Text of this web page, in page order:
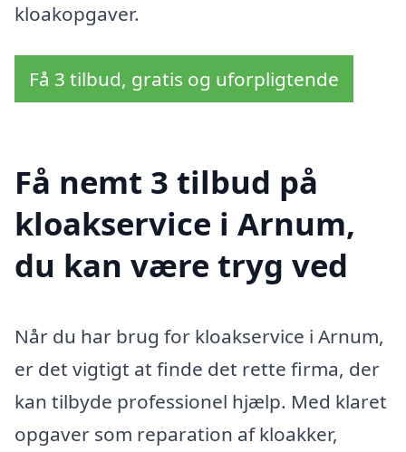
kloakopgaver.
Få 3 tilbud, gratis og uforpligtende
Få nemt 3 tilbud på
kloakservice i Arnum,
du kan være tryg ved
Når du har brug for kloakservice i Arnum,
er det vigtigt at finde det rette firma, der
kan tilbyde professionel hjælp. Med klaret
opgaver som reparation af kloakker,